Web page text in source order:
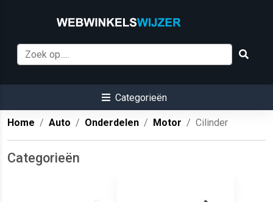
Categorieën
Home Auto Onderdelen Motor Cilinder
Categorieën